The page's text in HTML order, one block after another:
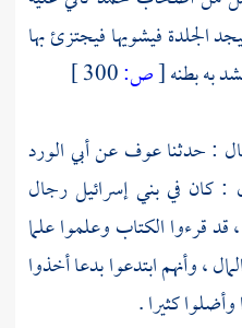
الجلدة فيشويها فيجتزئ بها
به بطنه[ص:
: حدثناعوفعنأبي الورد
: كان فيبني إسرائيلرجال
قرءوا الكتاب وعلموا علما
، وأنهم ابتدعوا بدعا أخذوا
كثيرا .